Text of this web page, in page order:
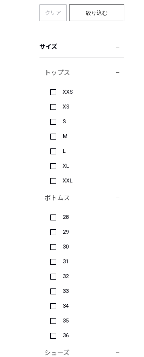
クリア 絞り込む
サイズ
トップス
XXS
XS
S
M
L
XL
XXL
ボトムス
28
29
30
31
32
33
34
35
36
シューズ